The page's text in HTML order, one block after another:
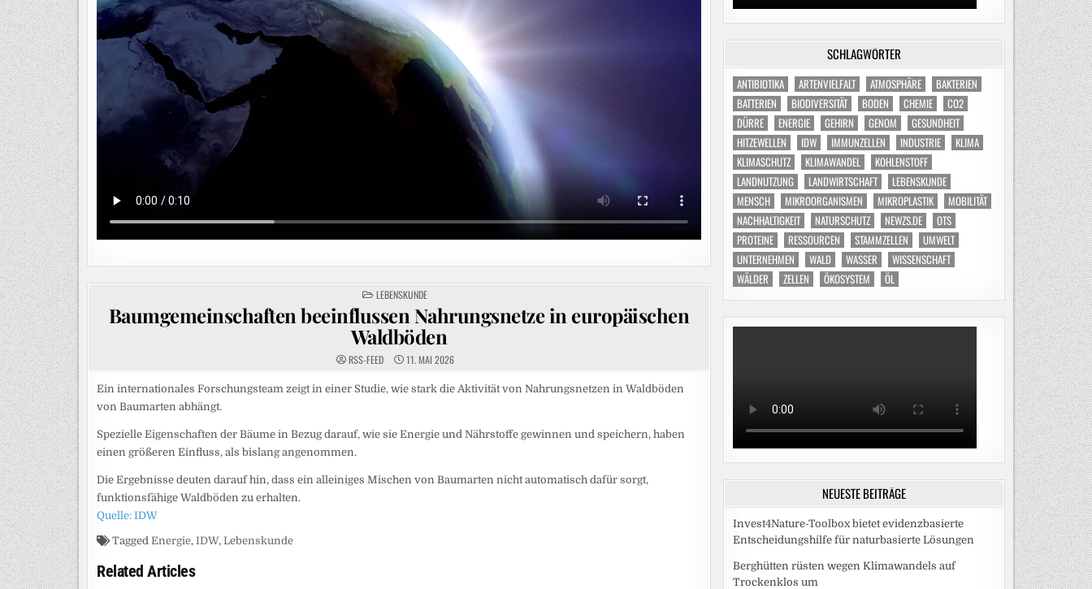
POSTED
IN
LEBENSKUNDE
Baumgemeinschaften beeinflussen Nahrungsnetze in europäischen
Waldböden
RSS-FEED 11. MAI 2026
Ein internationales Forschungsteam zeigt in einer Studie, wie stark die Aktivität von Nahrungsnetzen in Waldböden
von Baumarten abhängt.
Spezielle Eigenschaften der Bäume in Bezug darauf, wie sie Energie und Nährstoffe gewinnen und speichern, haben
einen größeren Einfluss, als bislang angenommen.
Die Ergebnisse deuten darauf hin, dass ein alleiniges Mischen von Baumarten nicht automatisch dafür sorgt,
funktionsfähige Waldböden zu erhalten.
Quelle: IDW
Tagged Energie, IDW, Lebenskunde
Related Articles
SCHLAGWÖRTER
ANTIBIOTIKA ARTENVIELFALT ATMOSPHÄRE
BAKTERIEN
BATTERIEN
BIODIVERSITÄT BODEN CHEMIE
CO2
DÜRRE
ENERGIE GEHIRN GENOM
GESUNDHEIT
HITZEWELLEN
IDW IMMUNZELLEN INDUSTRIE
KLIMA
KLIMASCHUTZ
KLIMAWANDEL
KOHLENSTOFF
LANDNUTZUNG
LANDWIRTSCHAFT
LEBENSKUNDE
MENSCH
MIKROORGANISMEN MIKROPLASTIK
MOBILITÄT
NACHHALTIGKEIT
NATURSCHUTZ NEWZS.DE
OTS
PROTEINE
RESSOURCEN STAMMZELLEN
UMWELT
UNTERNEHMEN
WALD WASSER
WISSENSCHAFT
WÄLDER
ZELLEN ÖKOSYSTEM ÖL
NEUESTE BEITRÄGE
Invest4Nature-Toolbox bietet evidenzbasierte
Entscheidungshilfe für naturbasierte Lösungen
Berghütten rüsten wegen Klimawandels auf
Trockenklos um